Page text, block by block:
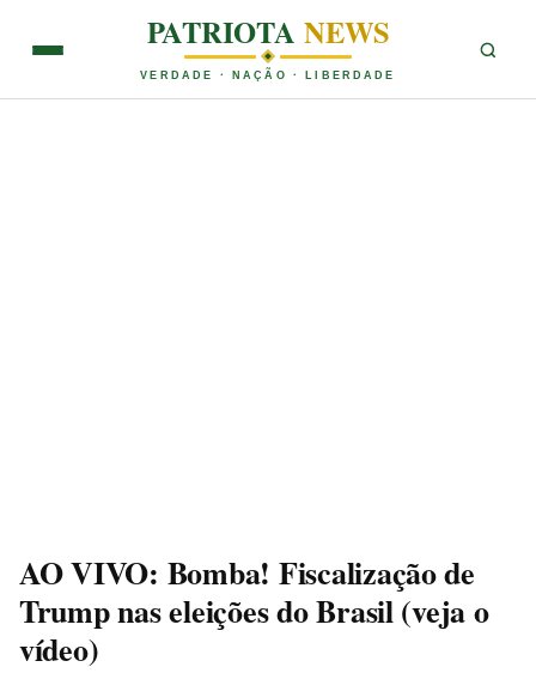
PATRIOTANEWS
VERDADE · NAÇÃO · LIBERDADE
AO VIVO: Bomba! Fiscalização de
Trump nas eleições do Brasil (veja o
vídeo)